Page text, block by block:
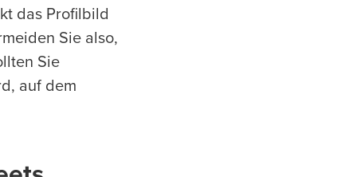
das Profilbild
Sie also,
Sie
auf dem